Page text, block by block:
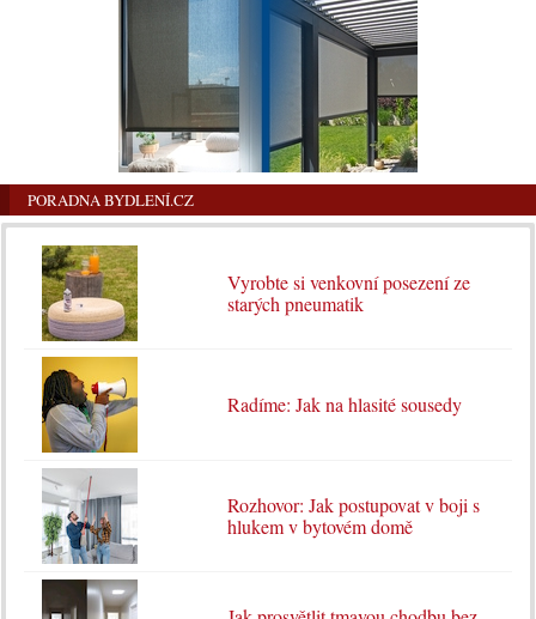
PORADNA BYDLENÍ.CZ
Vyrobte si venkovní posezení ze
starých pneumatik
Radíme: Jak na hlasité sousedy
Rozhovor: Jak postupovat v boji s
hlukem v bytovém domě